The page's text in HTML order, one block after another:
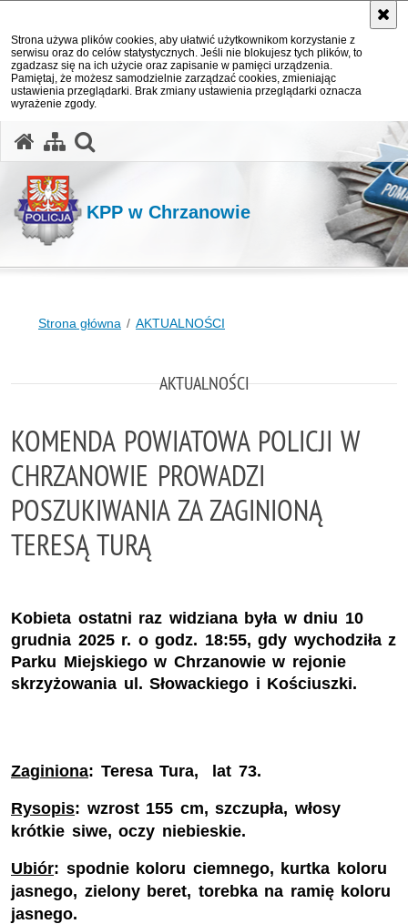
Strona używa plików cookies, aby ułatwić użytkownikom korzystanie z
serwisu oraz do celów statystycznych. Jeśli nie blokujesz tych plików, to
zgadzasz się na ich użycie oraz zapisanie w pamięci urządzenia.
Pamiętaj, że możesz samodzielnie zarządzać cookies, zmieniając
ustawienia przeglądarki. Brak zmiany ustawienia przeglądarki oznacza
wyrażenie zgody.
KPP w Chrzanowie
Strona główna AKTUALNOŚCI
AKTUALNOŚCI
KOMENDA POWIATOWA POLICJI W
CHRZANOWIE PROWADZI
POSZUKIWANIA ZA ZAGINIONĄ
TERESĄ TURĄ
Kobieta ostatni raz widziana była w dniu 10
grudnia 2025 r. o godz. 18:55, gdy wychodziła z
Parku Miejskiego w Chrzanowie w rejonie
skrzyżowania ul. Słowackiego i Kościuszki.
Zaginiona: Teresa Tura, lat 73.
Rysopis: wzrost 155 cm, szczupła, włosy
krótkie siwe, oczy niebieskie.
Ubiór: spodnie koloru ciemnego, kurtka koloru
jasnego, zielony beret, torebka na ramię koloru
jasnego.